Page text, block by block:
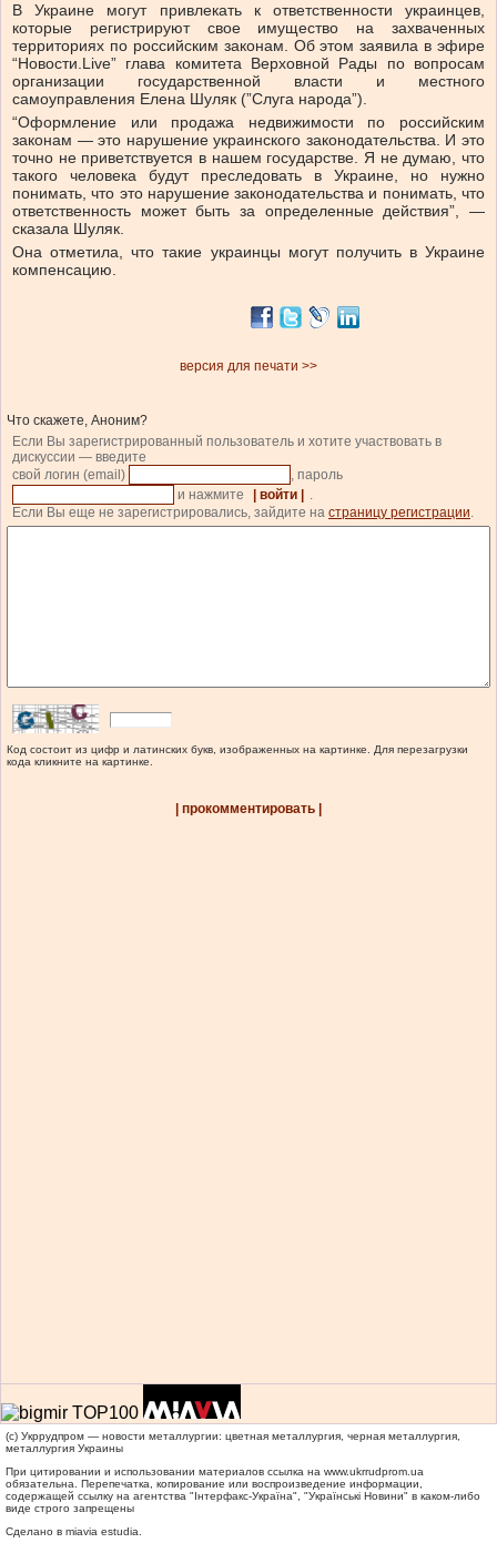
В Украине могут привлекать к ответственности украинцев,
которые регистрируют свое имущество на захваченных
территориях по российским законам. Об этом заявила в эфире
“Новости.Live” глава комитета Верховной Рады по вопросам
организации государственной власти и местного
самоуправления Елена Шуляк (”Слуга народа”).
“Оформление или продажа недвижимости по российским
законам — это нарушение украинского законодательства. И это
точно не приветствуется в нашем государстве. Я не думаю, что
такого человека будут преследовать в Украине, но нужно
понимать, что это нарушение законодательства и понимать, что
ответственность может быть за определенные действия”, —
сказала Шуляк.
Она отметила, что такие украинцы могут получить в Украине
компенсацию.
версия для печати >>
Что скажете, Аноним?
Если Вы зарегистрированный пользователь и хотите участвовать в
дискуссии — введите
свой логин (email)
, пароль
и нажмите
| войти |
.
Если Вы еще не зарегистрировались, зайдите на страницу регистрации.
Код состоит из цифр и латинских букв, изображенных на картинке. Для перезагрузки
кода кликните на картинке.
| прокомментировать |
(c) Укррудпром — новости металлургии: цветная металлургия, черная металлургия,
металлургия Украины
При цитировании и использовании материалов ссылка на www.ukrrudprom.ua
обязательна. Перепечатка, копирование или воспроизведение информации,
содержащей ссылку на агентства "Iнтерфакс-Україна", "Українськi Новини" в каком-либо
виде строго запрещены
Сделано в miavia estudia.